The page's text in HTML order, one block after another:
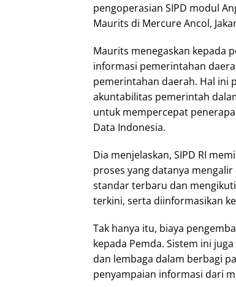
pengoperasian SIPD modul
Maurits di Mercure Ancol,
Maurits menegaskan kepada
informasi pemerintahan
pemerintahan daerah. Hal ini
akuntabilitas pemerintah
untuk mempercepat
Data Indonesia.
Dia menjelaskan, SIPD RI
proses yang datanya
standar terbaru dan
terkini, serta diinformasikan
Tak hanya itu, biaya
kepada Pemda. Sistem ini
dan lembaga dalam berbagi
penyampaian informasi dari